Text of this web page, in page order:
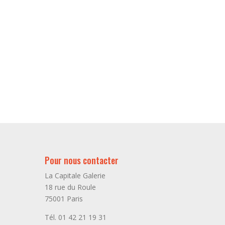
Pour nous contacter
La Capitale Galerie
18 rue du Roule
75001 Paris
Tél. 01 42 21 19 31